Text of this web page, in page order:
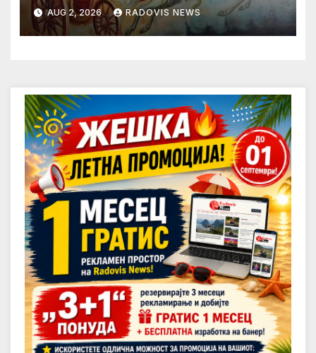
AUG 2, 2026 RADOVIS NEWS